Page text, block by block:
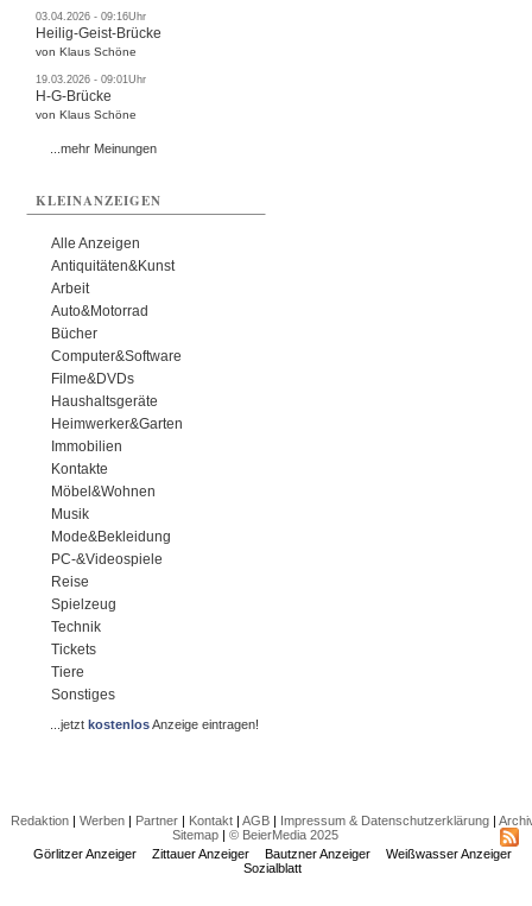
03.04.2026 - 09:16Uhr
Heilig-Geist-Brücke
von Klaus Schöne
19.03.2026 - 09:01Uhr
H-G-Brücke
von Klaus Schöne
...mehr Meinungen
KLEINANZEIGEN
Alle Anzeigen
Antiquitäten&Kunst
Arbeit
Auto&Motorrad
Bücher
Computer&Software
Filme&DVDs
Haushaltsgeräte
Heimwerker&Garten
Immobilien
Kontakte
Möbel&Wohnen
Musik
Mode&Bekleidung
PC-&Videospiele
Reise
Spielzeug
Technik
Tickets
Tiere
Sonstiges
...jetztkostenlosAnzeige eintragen!
Redaktion| Werben| Partner| Kontakt| AGB| Impressum & Datenschutzerklärung|
Sitemap| © BeierMedia 2025
Görlitzer Anzeiger
Zittauer Anzeiger Bautzner Anzeiger
Weißwasser Anzeiger
Sozialblatt